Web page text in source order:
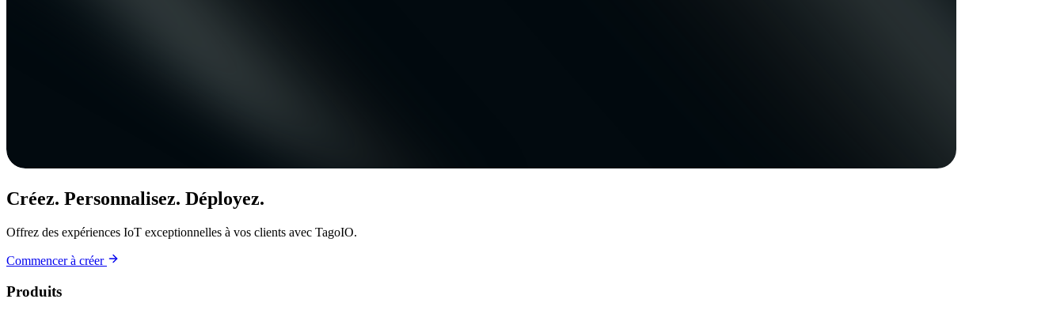
Créez. Personnalisez. Déployez.
Offrez des expériences IoT exceptionnelles à vos clients avec TagoIO.
Commencer à créer
Produits